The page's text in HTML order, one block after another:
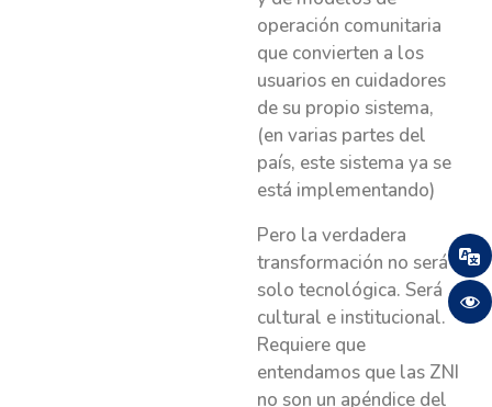
operación comunitaria
que convierten a los
usuarios en cuidadores
de su propio sistema,
(en varias partes del
país, este sistema ya se
está implementando)
Pero la verdadera
transformación no será
solo tecnológica. Será
cultural e institucional.
Requiere que
entendamos que las ZNI
no son un apéndice del